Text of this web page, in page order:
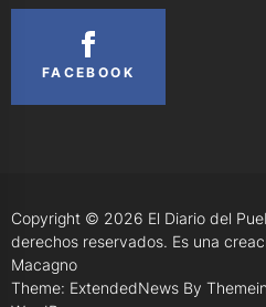
FACEBOOK
Copyright © 2026 El Diario del
derechos reservados. Es una
Macagno
Theme: ExtendedNews By